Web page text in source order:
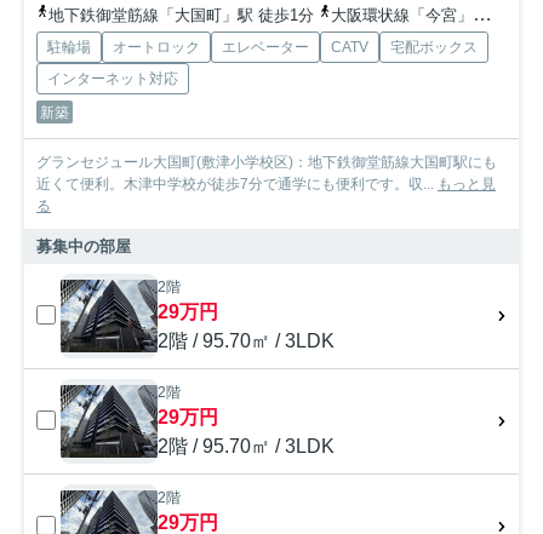
地下鉄御堂筋線「大国町」駅 徒歩1分
大阪環状線「今宮」駅 徒歩10分
駐輪場 オートロック エレベーター CATV
宅配ボックス
インターネット対応
新築
グランセジュール大国町(敷津小学校区)：地下鉄御堂筋線大国町駅にも
近くて便利。木津中学校が徒歩7分で通学にも便利です。収... もっと見
る
募集中の部屋
2階
29万円
2階 / 95.70㎡ / 3LDK
2階
29万円
2階 / 95.70㎡ / 3LDK
2階
29万円